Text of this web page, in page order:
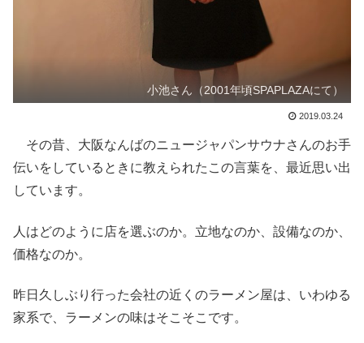
小池さん（2001年頃SPAPLAZAにて）
2019.03.24
その昔、大阪なんばのニュージャパンサウナさんのお手
伝いをしているときに教えられたこの言葉を、最近思い出
しています。
人はどのように店を選ぶのか。立地なのか、設備なのか、
価格なのか。
昨日久しぶり行った会社の近くのラーメン屋は、いわゆる
家系で、ラーメンの味はそこそこです。